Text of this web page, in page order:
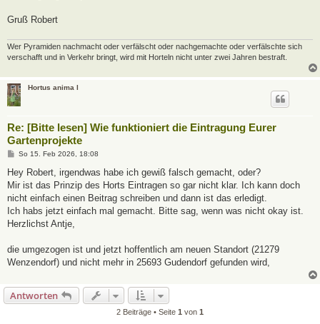
Gruß Robert
Wer Pyramiden nachmacht oder verfälscht oder nachgemachte oder verfälschte sich
verschafft und in Verkehr bringt, wird mit Horteln nicht unter zwei Jahren bestraft.
Hortus anima l
Re: [Bitte lesen] Wie funktioniert die Eintragung Eurer
Gartenprojekte
B
i
r
a
So 15. Feb 2026, 18:08
Hey Robert, irgendwas habe ich gewiß falsch gemacht, oder?
Mir ist das Prinzip des Horts Eintragen so gar nicht klar. Ich kann doch
nicht einfach einen Beitrag schreiben und dann ist das erledigt.
Ich habs jetzt einfach mal gemacht. Bitte sag, wenn was nicht okay ist.
Herzlichst Antje,
die umgezogen ist und jetzt hoffentlich am neuen Standort (21279
Wenzendorf) und nicht mehr in 25693 Gudendorf gefunden wird,
Antworten
2 Beiträge • Seite 1 von 1